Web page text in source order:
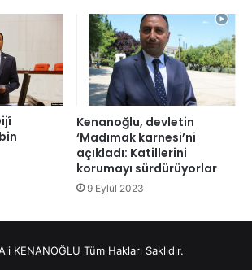
Kenanoğlu, devletin
‘Madımak karnesi’ni
açıkladı: Katillerini
korumayı sürdürüyorlar
9 Eylül 2023
KENANOĞLU Tüm Hakları Saklıdır.